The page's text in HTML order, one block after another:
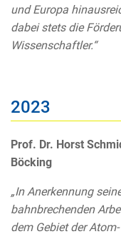
und Europa
dabei stets die
Wissenschaftler.“
2023
Prof. Dr. Horst
Böcking
„In Anerkennung
bahnbrechenden
dem Gebiet der